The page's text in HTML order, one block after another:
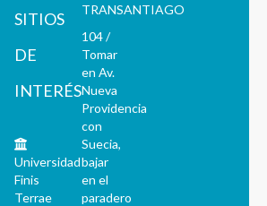
SITIOS
DE
INTERÉS
Universidad
Finis
Terrae
TRANSANTIAGO
104 /
Tomar
en Av.
Nueva
Providencia
con
Suecia,
bajar
en el
paradero